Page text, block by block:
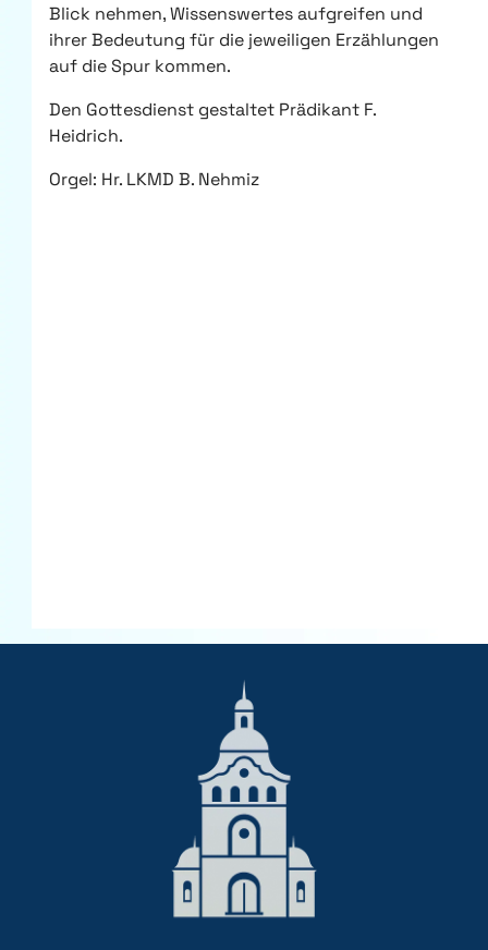
Blick nehmen, Wissenswertes aufgreifen und
ihrer Bedeutung für die jeweiligen Erzählungen
auf die Spur kommen.
Den Gottesdienst gestaltet Prädikant F.
Heidrich.
Orgel: Hr. LKMD B. Nehmiz